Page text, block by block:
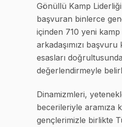
Gönüllü Kamp
başvuran binlerce
içinden 710 yeni kamp
arkadaşımızı
esasları
değerlendirmeyle
Dinamizmleri,
becerileriyle aramıza
gençlerimizle birlikte